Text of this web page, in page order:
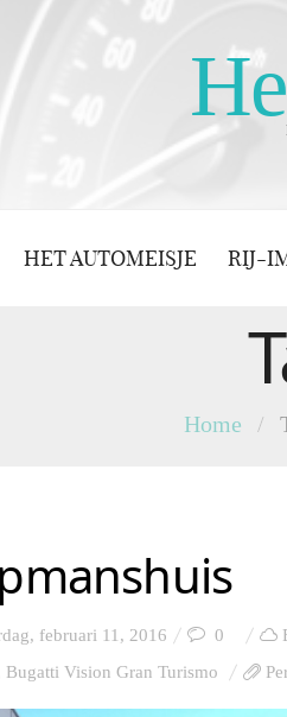
HET AUTOMEISJE RIJ-
Home /
februari 11, 2016 0
Bugatti Vision Gran Turismo